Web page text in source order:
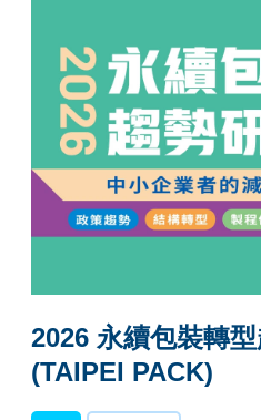
2026 永續包裝轉
(TAIPEI PACK)